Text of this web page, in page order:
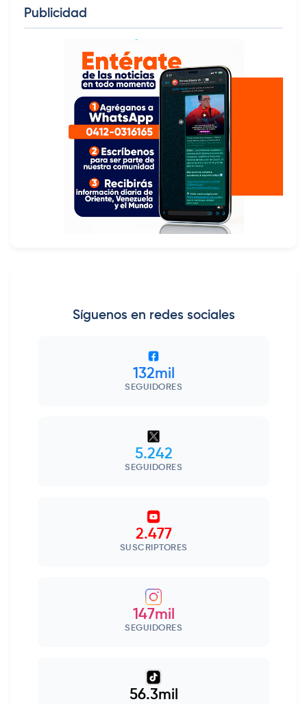
Publicidad
Síguenos en redes sociales
132mil
SEGUIDORES
5.242
SEGUIDORES
2.477
SUSCRIPTORES
147mil
SEGUIDORES
56.3mil